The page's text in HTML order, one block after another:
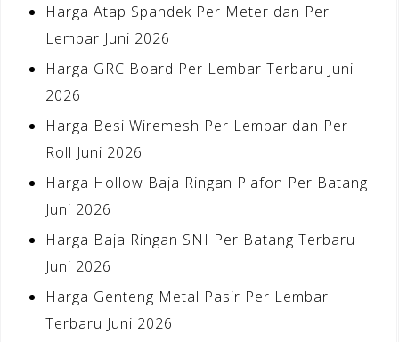
Harga Atap Spandek Per Meter dan Per
Lembar Juni 2026
Harga GRC Board Per Lembar Terbaru Juni
2026
Harga Besi Wiremesh Per Lembar dan Per
Roll Juni 2026
Harga Hollow Baja Ringan Plafon Per Batang
Juni 2026
Harga Baja Ringan SNI Per Batang Terbaru
Juni 2026
Harga Genteng Metal Pasir Per Lembar
Terbaru Juni 2026